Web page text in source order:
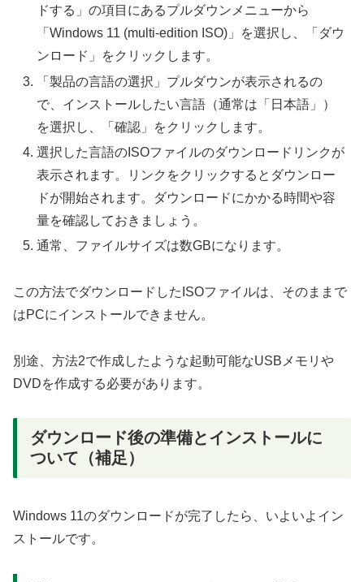
ドする」の項目にあるプルダウンメニューから
「Windows 11 (multi-edition ISO)」を選択し、「ダウ
ンロード」をクリックします。
「製品の言語の選択」プルダウンが表示されるの
で、インストールしたい言語（通常は「日本語」）
を選択し、「確認」をクリックします。
選択した言語のISOファイルのダウンロードリンクが
表示されます。リンクをクリックするとダウンロー
ドが開始されます。ダウンロードにかかる時間や容
量を確認しておきましょう。
通常、ファイルサイズは数GBになります。
この方法でダウンロードしたISOファイルは、そのままで
はPCにインストールできません。
別途、方法2で作成したような起動可能なUSBメモリや
DVDを作成する必要があります。
ダウンロード後の準備とインストールに
ついて（補足）
Windows 11のダウンロードが完了したら、いよいよイン
ストールです。